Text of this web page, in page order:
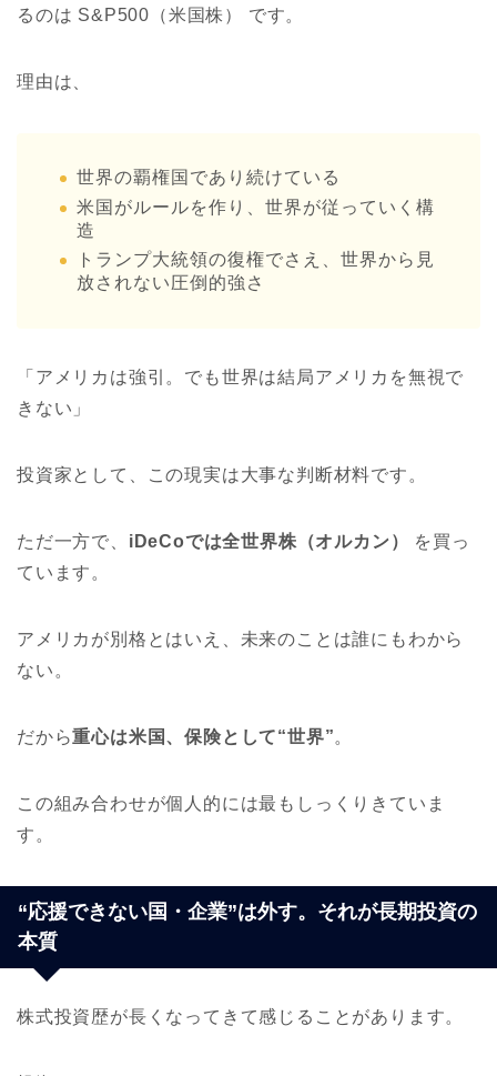
るのは S&P500（米国株） です。
理由は、
世界の覇権国であり続けている
米国がルールを作り、世界が従っていく構
造
トランプ大統領の復権でさえ、世界から見
放されない圧倒的強さ
「アメリカは強引。でも世界は結局アメリカを無視で
きない」
投資家として、この現実は大事な判断材料です。
ただ一方で、 iDeCoでは全世界株（オルカン）
を買っ
ています。
アメリカが別格とはいえ、未来のことは誰にもわから
ない。
だから重心は米国、保険として“世界”。
この組み合わせが個人的には最もしっくりきていま
す。
“応援できない国・企業”は外す。それが長期投資の
本質
株式投資歴が長くなってきて感じることがあります。